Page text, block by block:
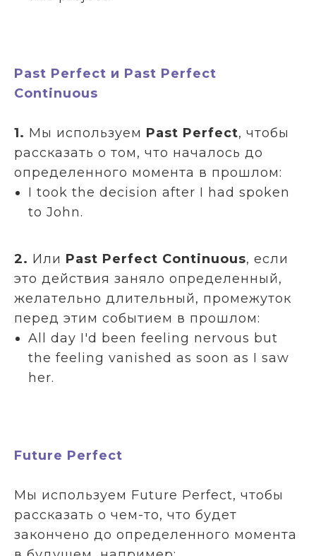
Past Perfect и Past Perfect
Continuous
1. Мы используем Past Perfect, чтобы
рассказать о том, что началось до
определенного момента в прошлом:
I took the decision after I had spoken
to John.
2. Или Past Perfect Continuous, если
это действия заняло определенный,
желательно длительный, промежуток
перед этим событием в прошлом:
All day I'd been feeling nervous but
the feeling vanished as soon as I saw
her.
Future Perfect
Мы используем Future Perfect, чтобы
рассказать о чем-то, что будет
закончено до определенного момента